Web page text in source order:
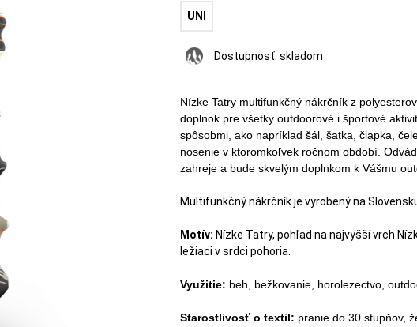
UNI
Dostupnosť: skladom
Nízke Tatry multifunkčný nákrčník z
doplnok pre všetky outdoorové i športové
spôsobmi, ako napríklad šál, šatka, čiapka,
nosenie v ktoromkoľvek ročnom období.
zahreje a bude skvelým doplnkom k Vášmu
Multifunkčný nákrčník je vyrobený na
Motív: Nízke Tatry, pohľad na najvyšší vrch
ležiaci v srdci pohoria.
Využitie: beh, bežkovanie, horolezectvo,
Starostlivosť o textil: pranie do 30 stupňov,